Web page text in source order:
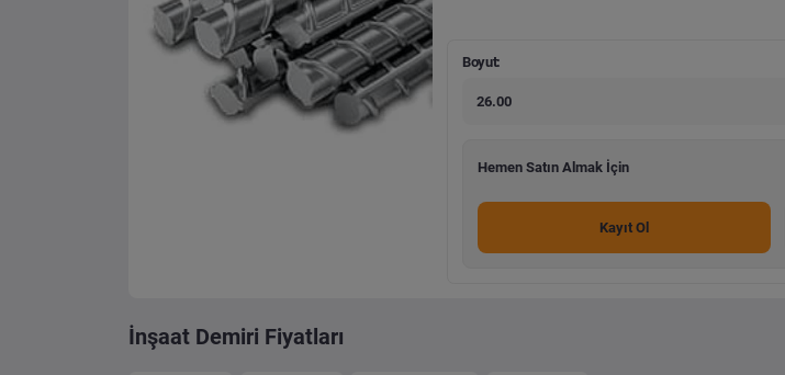
Boyut:
26.00
Hemen Satın Almak İçin
Kayıt Ol
İnşaat Demiri Fiyatları